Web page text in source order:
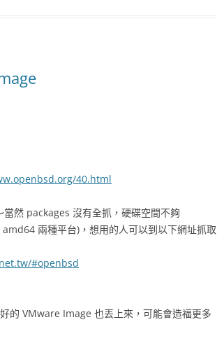
40.html
然 packages 沒有全抓，硬碟空間不夠
兩種平台)，想用的人可以到以下網址抓取
#openbsd
的 VMware Image 也丟上來，可能會造福更多